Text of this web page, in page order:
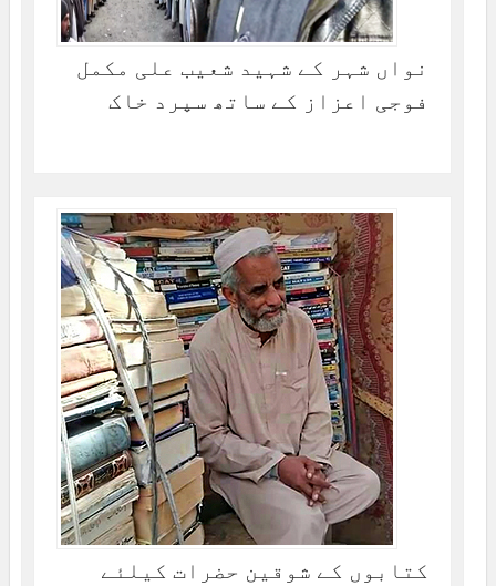
نواں شہر کے شہید شعیب علی مکمل
فوجی اعزاز کے ساتھ سپرد خاک
کتابوں کے شوقین حضرات کیلئے